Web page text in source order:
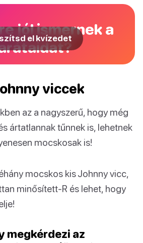
jól ismernek a
el kvízedet
viccek
az a nagyszerű, hogy még
ártatlannak tűnnek is, lehetnek
mocskosak is!
mocskos kis Johnny vicc,
minősített-R és lehet, hogy
megkérdezi az